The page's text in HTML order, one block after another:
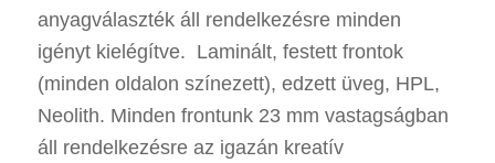
anyagválaszték áll rendelkezésre minden
igényt kielégítve. Laminált, festett frontok
(minden oldalon színezett), edzett üveg, HPL,
Neolith. Minden frontunk 23 mm vastagságban
áll rendelkezésre az igazán kreatív